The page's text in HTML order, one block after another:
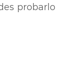
probarlo